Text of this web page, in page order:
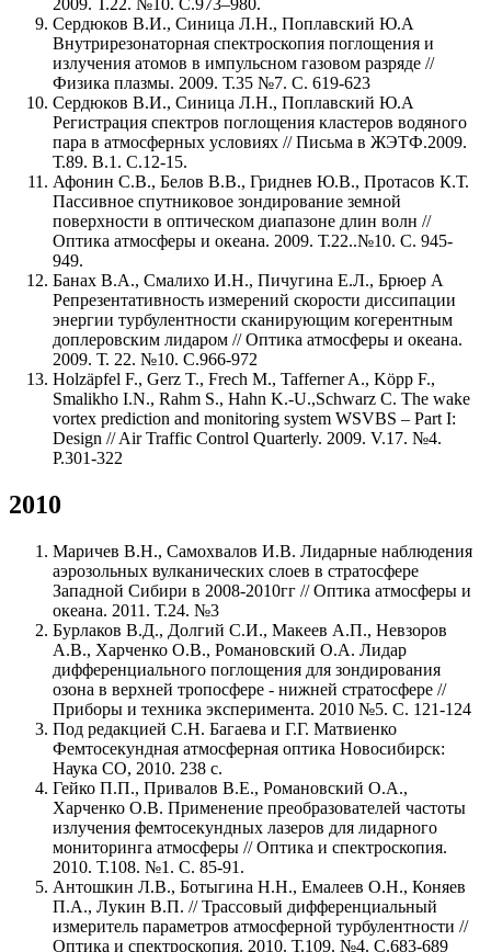
2009. Т.22. №10. С.973–980.
Сердюков В.И., Синица Л.Н., Поплавский Ю.А
Внутрирезонаторная спектроскопия поглощения и
излучения атомов в импульсном газовом разряде //
Физика плазмы. 2009. Т.35 №7. С. 619-623
Сердюков В.И., Синица Л.Н., Поплавский Ю.А
Регистрация спектров поглощения кластеров водяного
пара в атмосферных условиях // Письма в ЖЭТФ.2009.
Т.89. В.1. С.12-15.
Афонин С.В., Белов В.В., Гриднев Ю.В., Протасов К.Т.
Пассивное спутниковое зондирование земной
поверхности в оптическом диапазоне длин волн //
Оптика атмосферы и океана. 2009. Т.22..№10. С. 945-
949.
Банах В.А., Смалихо И.Н., Пичугина Е.Л., Брюер А
Репрезентативность измерений скорости диссипации
энергии турбулентности сканирующим когерентным
доплеровским лидаром // Оптика атмосферы и океана.
2009. Т. 22. №10. С.966-972
Holzäpfel F., Gerz T., Frech M., Tafferner A., Köpp F.,
Smalikho I.N., Rahm S., Hahn K.-U.,Schwarz C. The wake
vortex prediction and monitoring system WSVBS – Part I:
Design // Air Traffic Control Quarterly. 2009. V.17. №4.
P.301-322
2010
Маричев В.Н., Самохвалов И.В. Лидарные наблюдения
аэрозольных вулканических слоев в стратосфере
Западной Сибири в 2008-2010гг // Оптика атмосферы и
океана. 2011. Т.24. №3
Бурлаков В.Д., Долгий С.И., Макеев А.П., Невзоров
А.В., Харченко О.В., Романовский О.А. Лидар
дифференциального поглощения для зондирования
озона в верхней тропосфере - нижней стратосфере //
Приборы и техника эксперимента. 2010 №5. C. 121-124
Под редакцией С.Н. Багаева и Г.Г. Матвиенко
Фемтосекундная атмосферная оптика Новосибирск:
Наука СО, 2010. 238 с.
Гейко П.П., Привалов В.Е., Романовский О.А.,
Харченко О.В. Применение преобразователей частоты
излучения фемтосекундных лазеров для лидарного
мониторинга атмосферы // Оптика и спектроскопия.
2010. Т.108. №1. С. 85-91.
Антошкин Л.В., Ботыгина Н.Н., Емалеев О.Н., Коняев
П.А., Лукин В.П. // Трассовый дифференциальный
измеритель параметров атмосферной турбулентности //
Оптика и спектроскопия. 2010. Т.109. №4. C.683-689